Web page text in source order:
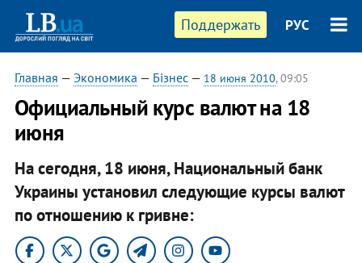
Поддержать РУС
Главная — Экономика — Бізнес— 18 июня 2010, 09:05
Официальный курс валют на 18
июня
На сегодня, 18 июня, Национальный банк
Украины установил следующие курсы валют
по отношению к гривне: